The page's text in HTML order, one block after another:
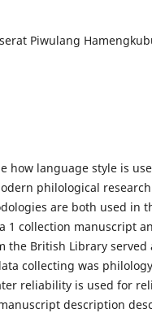
Piwulang
how language style is
philological
are both used in
1 collection manuscript
the British Library served
collecting was
reliability is used for
description